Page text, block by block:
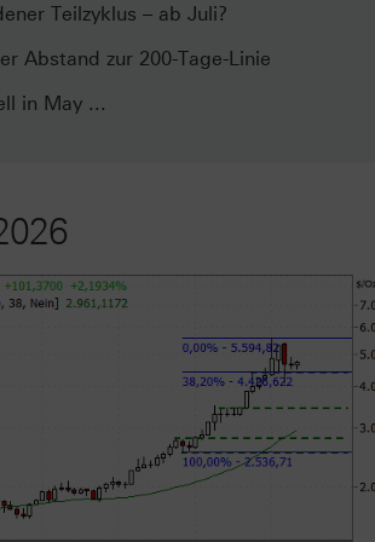
Teilzyklus – ab Juli?
Abstand zur 200-Tage-Linie
in May ...